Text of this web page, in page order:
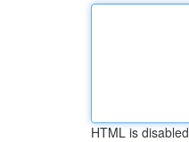
HTML is disabled